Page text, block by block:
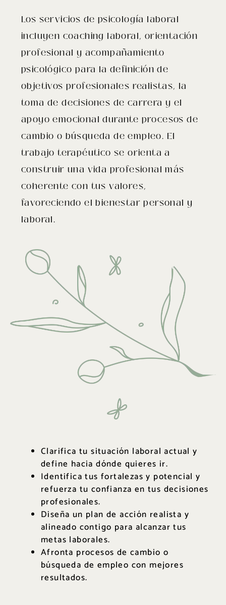
Los servicios de psicología laboral
incluyen coaching laboral, orientación
profesional y acompañamiento
psicológico para la definición de
objetivos profesionales realistas, la
toma de decisiones de carrera y el
apoyo emocional durante procesos de
cambio o búsqueda de empleo. El
trabajo terapéutico se orienta a
construir una vida profesional más
coherente con tus valores,
favoreciendo el bienestar personal y
laboral.
Clarifica tu situación laboral actual y
define hacia dónde quieres ir.
Identifica tus fortalezas y potencial y
refuerza tu confianza en tus decisiones
profesionales.
Diseña un plan de acción realista y
alineado contigo para alcanzar tus
metas laborales.
Afronta procesos de cambio o
búsqueda de empleo con mejores
resultados.